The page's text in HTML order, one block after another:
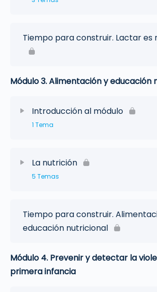
Tiempo para construir. Lactar es
Módulo 3. Alimentación y educación
Introducción al módulo
1 Tema
La nutrición
5 Temas
Tiempo para construir.
educación nutricional
Módulo 4. Prevenir y detectar la
primera infancia